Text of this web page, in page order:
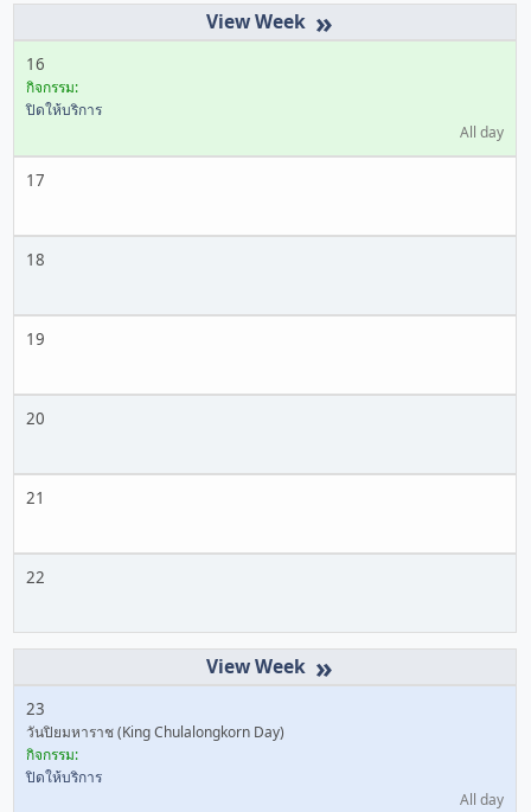
»
16
กิจกรรม:
ปิดให้บริการ
All day
17
18
19
20
21
22
»
23
วันปิยมหาราช (King Chulalongkorn Day)
กิจกรรม:
ปิดให้บริการ
All day